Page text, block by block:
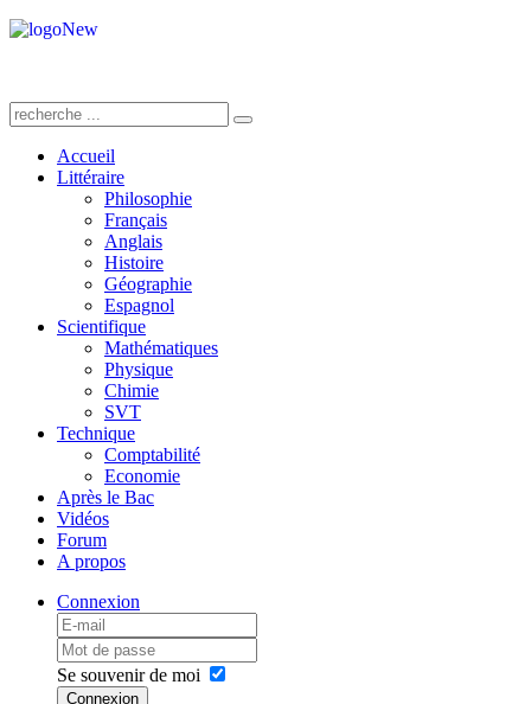
Accueil
Littéraire
Philosophie
Français
Anglais
Histoire
Géographie
Espagnol
Scientifique
Mathématiques
Physique
Chimie
SVT
Technique
Comptabilité
Economie
Après le Bac
Vidéos
Forum
A propos
Connexion
Se souvenir de moi
Connexion